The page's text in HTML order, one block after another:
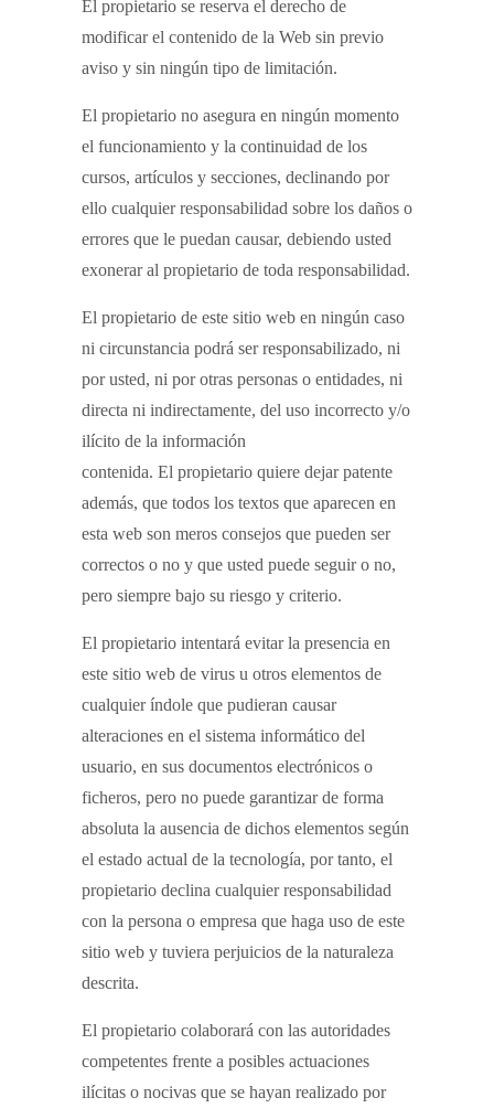
El propietario se reserva el derecho de
modificar el contenido de la Web sin previo
aviso y sin ningún tipo de limitación.
El propietario no asegura en ningún momento
el funcionamiento y la continuidad de los
cursos, artículos y secciones, declinando por
ello cualquier responsabilidad sobre los daños o
errores que le puedan causar, debiendo usted
exonerar al propietario de toda responsabilidad.
El propietario de este sitio web en ningún caso
ni circunstancia podrá ser responsabilizado, ni
por usted, ni por otras personas o entidades, ni
directa ni indirectamente, del uso incorrecto y/o
ilícito de la información
contenida. El propietario quiere dejar patente
además, que todos los textos que aparecen en
esta web son meros consejos que pueden ser
correctos o no y que usted puede seguir o no,
pero siempre bajo su riesgo y criterio.
El propietario intentará evitar la presencia en
este sitio web de virus u otros elementos de
cualquier índole que pudieran causar
alteraciones en el sistema informático del
usuario, en sus documentos electrónicos o
ficheros, pero no puede garantizar de forma
absoluta la ausencia de dichos elementos según
el estado actual de la tecnología, por tanto, el
propietario declina cualquier responsabilidad
con la persona o empresa que haga uso de este
sitio web y tuviera perjuicios de la naturaleza
descrita.
El propietario colaborará con las autoridades
competentes frente a posibles actuaciones
ilícitas o nocivas que se hayan realizado por